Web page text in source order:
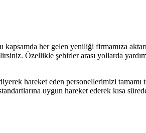
her gelen yeniliği firmamıza
Özellikle şehirler arası yollarda
hareket eden personellerimizi tamamı
uygun hareket ederek kısa